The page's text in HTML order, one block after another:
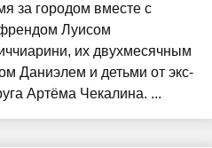
за городом вместе с
Луисом
их двухмесячным
Даниэлем и детьми от экс-
Артёма Чекалина. ...